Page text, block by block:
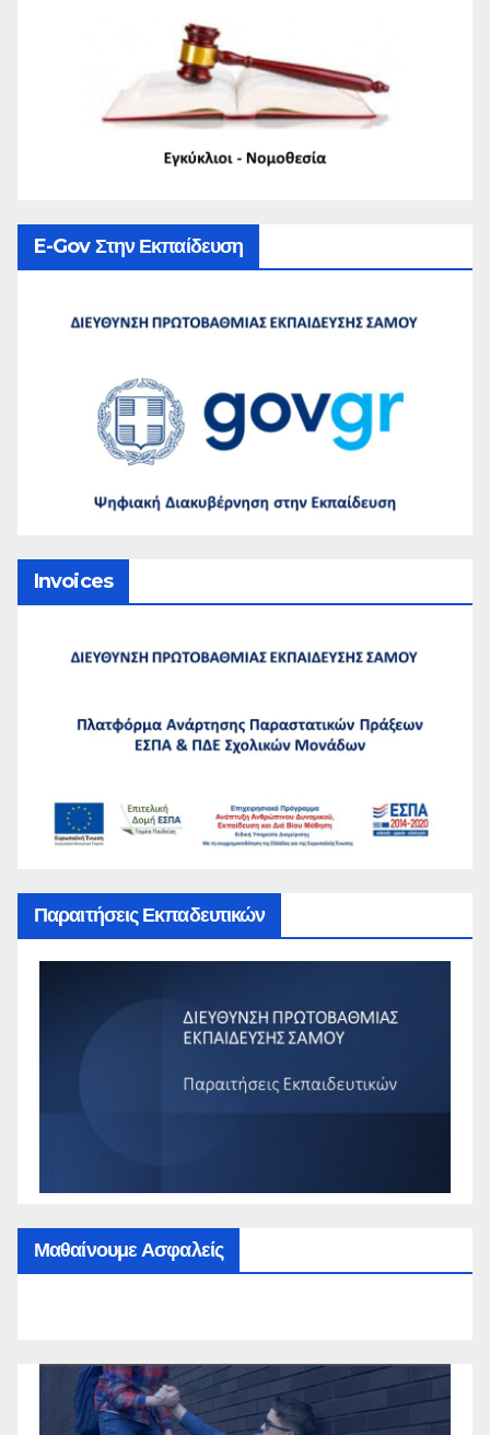
E-Gov Στην Εκπαίδευση
Invoices
Παραιτήσεις Εκπαδευτικών
Μαθαίνουμε Ασφαλείς